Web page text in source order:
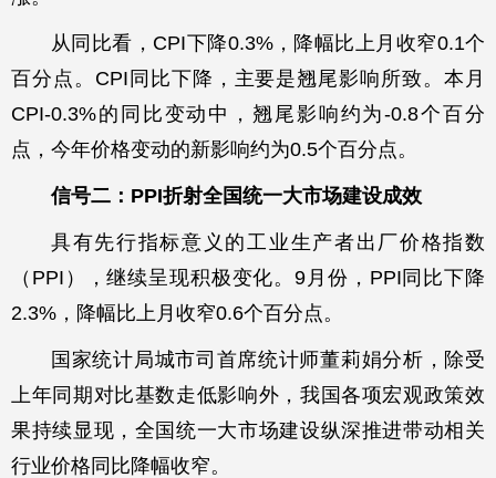
从同比看，CPI下降0.3%，降幅比上月收窄0.1个
百分点。CPI同比下降，主要是翘尾影响所致。本月
CPI-0.3%的同比变动中，翘尾影响约为-0.8个百分
点，今年价格变动的新影响约为0.5个百分点。
信号二：PPI折射全国统一大市场建设成效
具有先行指标意义的工业生产者出厂价格指数
（PPI），继续呈现积极变化。9月份，PPI同比下降
2.3%，降幅比上月收窄0.6个百分点。
国家统计局城市司首席统计师董莉娟分析，除受
上年同期对比基数走低影响外，我国各项宏观政策效
果持续显现，全国统一大市场建设纵深推进带动相关
行业价格同比降幅收窄。